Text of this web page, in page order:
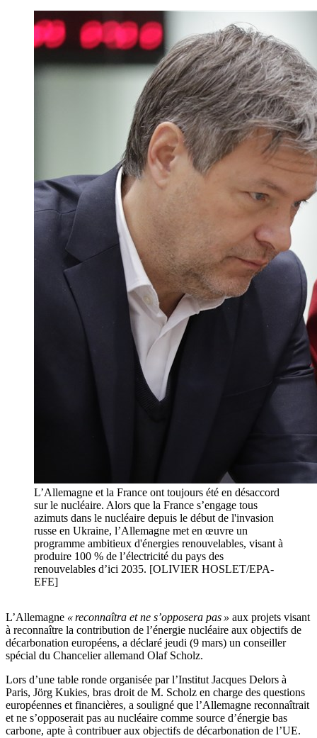
L’Allemagne et la France ont toujours été en désaccord
sur le nucléaire. Alors que la France s’engage tous
azimuts dans le nucléaire depuis le début de l'invasion
russe en Ukraine, l’Allemagne met en œuvre un
programme ambitieux d'énergies renouvelables, visant à
produire 100 % de l’électricité du pays des
renouvelables d’ici 2035. [OLIVIER HOSLET/EPA-
EFE]
L’Allemagne « reconnaîtra et ne s’opposera pas » aux projets visant
à reconnaître la contribution de l’énergie nucléaire aux objectifs de
décarbonation européens, a déclaré jeudi (9 mars) un conseiller
spécial du Chancelier allemand Olaf Scholz.
Lors d’une table ronde organisée par l’Institut Jacques Delors à
Paris, Jörg Kukies, bras droit de M. Scholz en charge des questions
européennes et financières, a souligné que l’Allemagne reconnaîtrait
et ne s’opposerait pas au nucléaire comme source d’énergie bas
carbone, apte à contribuer aux objectifs de décarbonation de l’UE.